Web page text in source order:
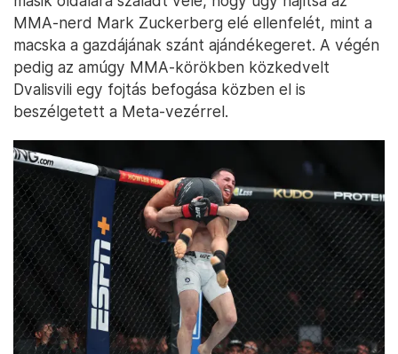
MMA-nerd Mark Zuckerberg elé ellenfelét, mint a
macska a gazdájának szánt ajándékegeret. A végén
pedig az amúgy MMA-körökben közkedvelt
Dvalisvili egy fojtás befogása közben el is
beszélgetett a Meta-vezérrel.